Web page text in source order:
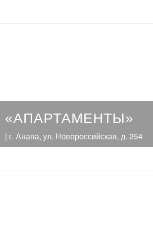
«АПАРТАМЕНТЫ»
| г. Анапа, ул. Новороссийская, д. 254